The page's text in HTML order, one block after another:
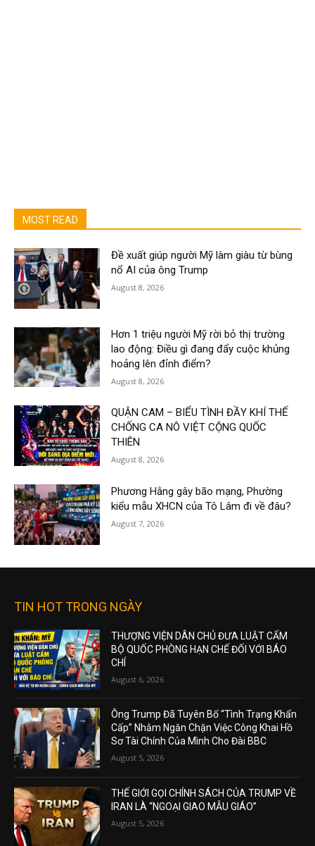
MOST READ
Đề xuất giúp người Mỹ làm giàu từ bùng
nổ AI của ông Trump
August 8, 2026
Hơn 1 triệu người Mỹ rời bỏ thị trường
lao động: Điều gì đang đẩy cuộc khủng
hoảng lên đỉnh điểm?
August 8, 2026
QUẬN CAM – BIỂU TÌNH ĐẦY KHÍ THẾ
CHỐNG CA NÔ VIỆT CỘNG QUỐC
THIÊN
August 8, 2026
Phương Hằng gây bão mạng, Phường
kiểu mẫu XHCN của Tô Lâm đi về đâu?
August 7, 2026
TIN HOT TRONG NGÀY
THƯỢNG VIỆN DÂN CHỦ ĐƯA LUẬT CẤM
BỘ QUỐC PHÒNG HẠN CHẾ ĐỐI VỚI BÁO
CHÍ
August 6, 2026
Ông Trump Đã Tuyên Bố “Tình Trạng Khẩn
Cấp” Nhằm Ngăn Chặn Việc Công Khai Hồ
Sơ Tài Chính Của Mình Cho Đài BBC
August 5, 2026
THẾ GIỚI GỌI CHÍNH SÁCH CỦA TRUMP VỀ
IRAN LÀ “NGOẠI GIAO MẪU GIÁO”
August 5, 2026